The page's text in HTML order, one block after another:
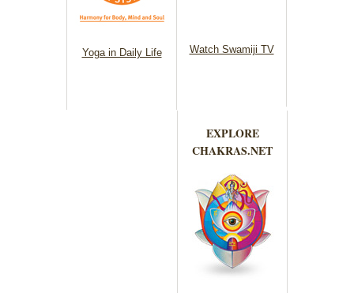
Yoga in Daily Life Watch Swamiji TV
EXPLORE
CHAKRAS.NET